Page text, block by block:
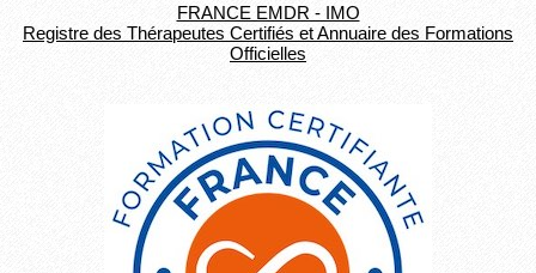
FRANCE EMDR - IMO
Registre des Thérapeutes Certifiés et Annuaire des Formations
Officielles